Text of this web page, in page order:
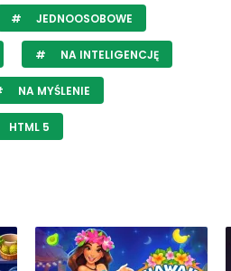
JEDNOOSOBOWE
NA INTELIGENCJĘ
NA MYŚLENIE
HTML 5